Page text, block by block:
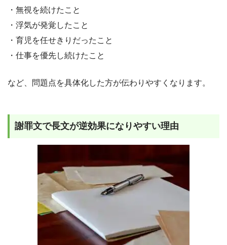
・無視を続けたこと
・浮気が発覚したこと
・育児を任せきりだったこと
・仕事を優先し続けたこと
など、問題点を具体化した方が伝わりやすくなります。
謝罪文で長文が逆効果になりやすい理由